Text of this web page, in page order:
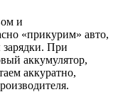
и
«прикурим» авто,
При
аккумулятор,
аккуратно,